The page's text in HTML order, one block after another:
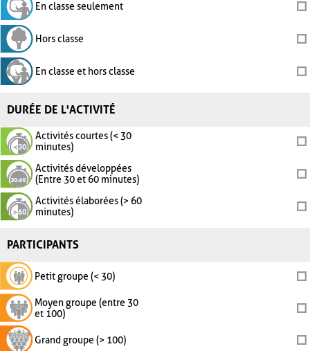
En classe seulement
Hors classe
En classe et hors classe
DURÉE DE L'ACTIVITÉ
Activités courtes (< 30
minutes)
Activités développées
(Entre 30 et 60 minutes)
Activités élaborées (> 60
minutes)
PARTICIPANTS
Petit groupe (< 30)
Moyen groupe (entre 30
et 100)
Grand groupe (> 100)